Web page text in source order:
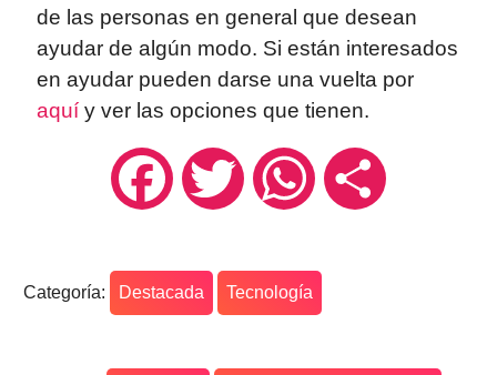
de las personas en general que desean
ayudar de algún modo. Si están interesados
en ayudar pueden darse una vuelta por
aquíy ver las opciones que tienen.
FacebookTwitter WhatsAppCompartir
Categoría: Destacada Tecnología